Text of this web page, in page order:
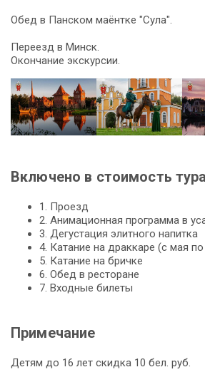
Обед в Панском маёнтке "Сула".
Переезд в Минск.
Окончание экскурсии.
Включено в стоимость тура
1. Проезд
2. Анимационная программа в
3. Дегустация элитного напитка
4. Катание на драккаре (с мая
5. Катание на бричке
6. Обед в ресторане
7. Входные билеты
Примечание
Детям до 16 лет скидка 10 бел. руб.